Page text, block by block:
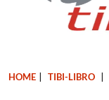
HOME TIBI-LIBRO